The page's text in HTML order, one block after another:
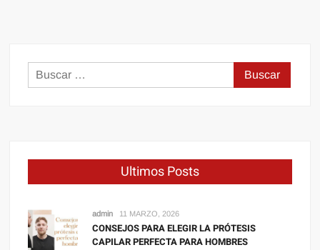
Buscar:
Ultimos Posts
admin 11 MARZO, 2026
CONSEJOS PARA ELEGIR LA PRÓTESIS
CAPILAR PERFECTA PARA HOMBRES